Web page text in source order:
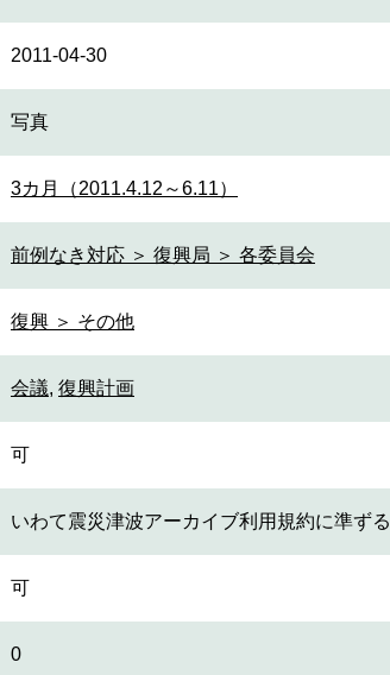
2011-04-30
写真
3カ月（2011.4.12～6.11）
前例なき対応 ＞ 復興局 ＞ 各委員会
復興 ＞ その他
会議, 復興計画
可
いわて震災津波アーカイブ利用規約に準ずる
可
0